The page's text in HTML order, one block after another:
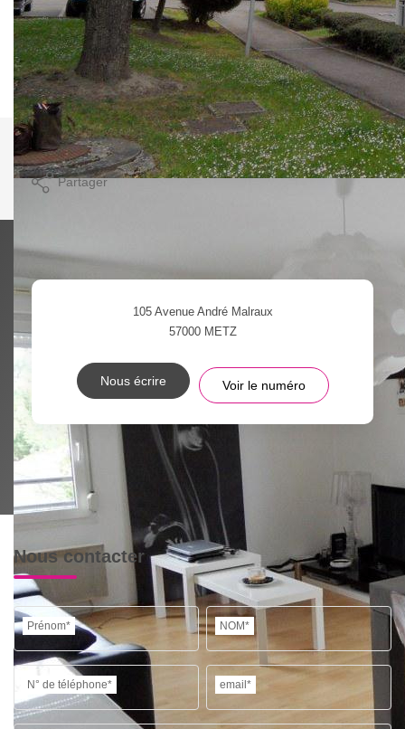
et un stationnement privatif. Disponible à partir de mi-juillet
2021.
Classe énergie: E
Nos honoraires Nous contacter
Imprimer
Partager
105 Avenue André Malraux
57000 METZ
Nous écrire Voir le numéro
Nous contacter
Prénom* NOM*
N° de téléphone* email*